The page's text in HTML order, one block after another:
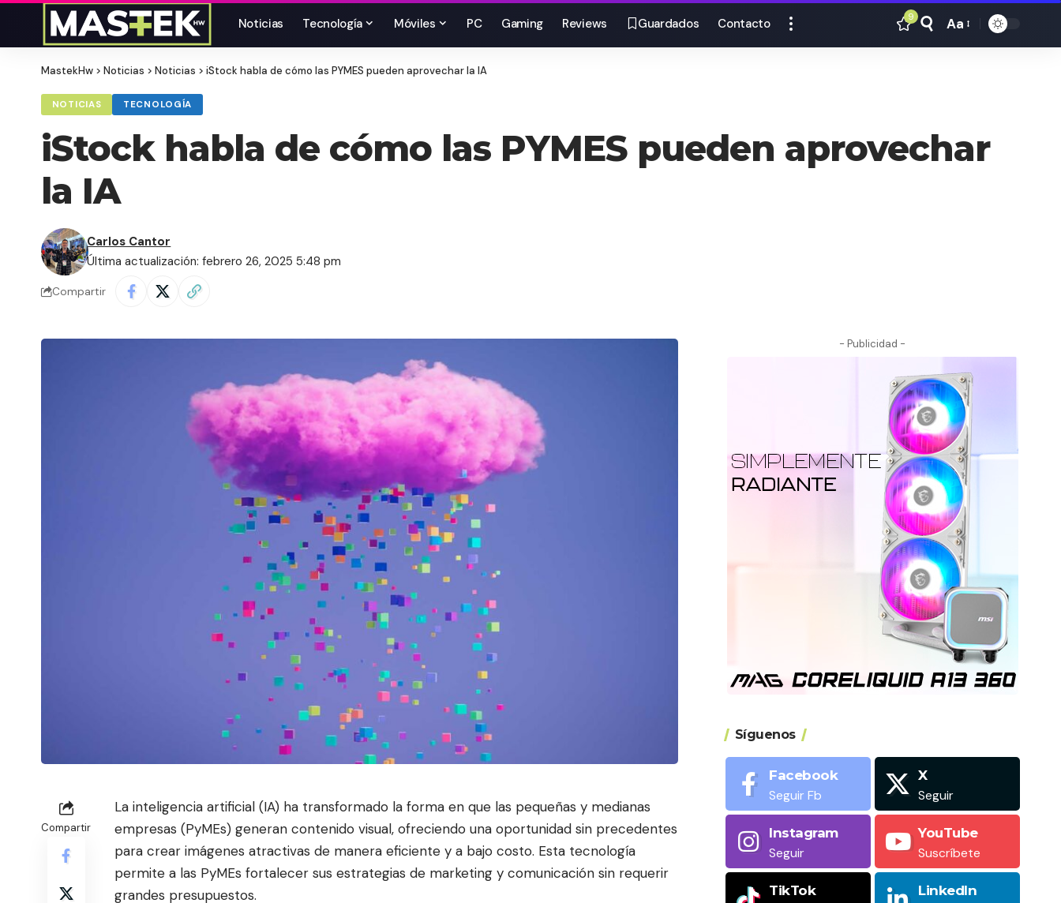
Noticias Tecnología Móviles PC Gaming Reviews Guardados Contacto 9
Tamaño
Aa
MastekHw > Noticias > Noticias > iStock habla de cómo las PYMES pueden aprovechar la IA
NOTICIAS TECNOLOGÍA
iStock habla de cómo las PYMES pueden aprovechar
la IA
Última actualización: febrero 26, 2025 5:48 pm
Carlos Cantor
Compartir
Compartir
La inteligencia artificial (IA) ha transformado la forma en que las pequeñas y medianas
empresas (PyMEs) generan contenido visual, ofreciendo una oportunidad sin precedentes
para crear imágenes atractivas de manera eficiente y a bajo costo. Esta tecnología
permite a las PyMEs fortalecer sus estrategias de marketing y comunicación sin requerir
grandes presupuestos.
- Publicidad -
Síguenos
Facebook
Seguir Fb
X
Seguir
Instagram
Seguir
YouTube
Suscríbete
TikTok LinkedIn